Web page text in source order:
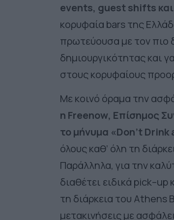
events, guest shifts και
κορυφαία barsτης
πρωτεύουσα με τον πιο
δημιουργικότητας και
στους κορυφαίους
Με κοινό όραμα την
η Freenow, Επίσημος
το μήνυμα «Don’t Drink
όλους καθ’ όλη τη
Παράλληλα, για την
διαθέτει ειδικά pick–up
τη διάρκεια του Athens
μετακινήσεις με